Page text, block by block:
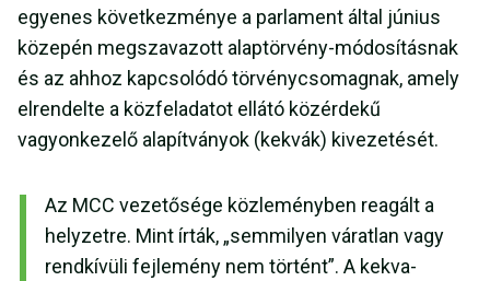
egyenes következménye a parlament által június
közepén megszavazott alaptörvény-módosításnak
és az ahhoz kapcsolódó törvénycsomagnak, amely
elrendelte a közfeladatot ellátó közérdekű
vagyonkezelő alapítványok (kekvák) kivezetését.
Az MCC vezetősége közleményben reagált a
helyzetre. Mint írták, „semmilyen váratlan vagy
rendkívüli fejlemény nem történt”. A kekva-